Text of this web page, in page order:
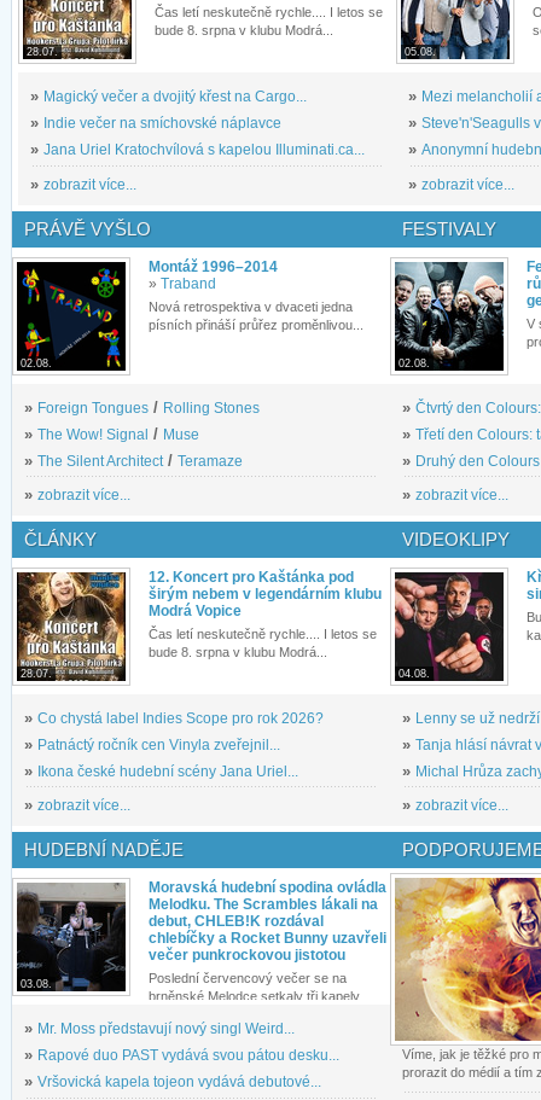
28.07.
Čas letí neskutečně rychle.... I letos se
bude 8. srpna v klubu Modrá...
» Magický večer a dvojitý křest na Cargo...
» Indie večer na smíchovské náplavce
» Jana Uriel Kratochvílová s kapelou Illuminati.ca...
» zobrazit více...
05.08.
» Mezi melancholií
» Steve'n'Seagulls
» Anonymní
» zobrazit více...
PRÁVĚ VYŠLO
02.08.
Montáž 1996–2014
» Traband
Nová retrospektiva v dvaceti jedna
písních přináší průřez proměnlivou...
» Foreign Tongues / Rolling Stones
» The Wow! Signal / Muse
» The Silent Architect / Teramaze
» zobrazit více...
FESTIVALY
02.08.
V
» Čtvrtý den
» Třetí den Colours:
» Druhý den
» zobrazit více...
ČLÁNKY
28.07.
12. Koncert pro Kaštánka pod
širým nebem v legendárním klubu
Modrá Vopice
Čas letí neskutečně rychle.... I letos se
bude 8. srpna v klubu Modrá...
» Co chystá label Indies Scope pro rok 2026?
» Patnáctý ročník cen Vinyla zveřejnil...
»
Ikona české hudební scény Jana Uriel...
» zobrazit více...
VIDEOKLIPY
04.08.
» Lenny se už
» Tanja hlásí návrat
» Michal Hrůza
» zobrazit více...
HUDEBNÍ NADĚJE
03.08.
Moravská hudební spodina ovládla
Melodku. The Scrambles lákali na
debut, CHLEB!K rozdával
chlebíčky a Rocket Bunny uzavřeli
večer punkrockovou jistotou
Poslední červencový večer se na
brněnské Melodce setkaly tři kapely...
» Mr. Moss představují nový singl Weird...
» Rapové duo PAST vydává svou pátou desku...
» Vršovická kapela tojeon vydává debutové...
Víme, jak je těžké pro
prorazit do médií a tím